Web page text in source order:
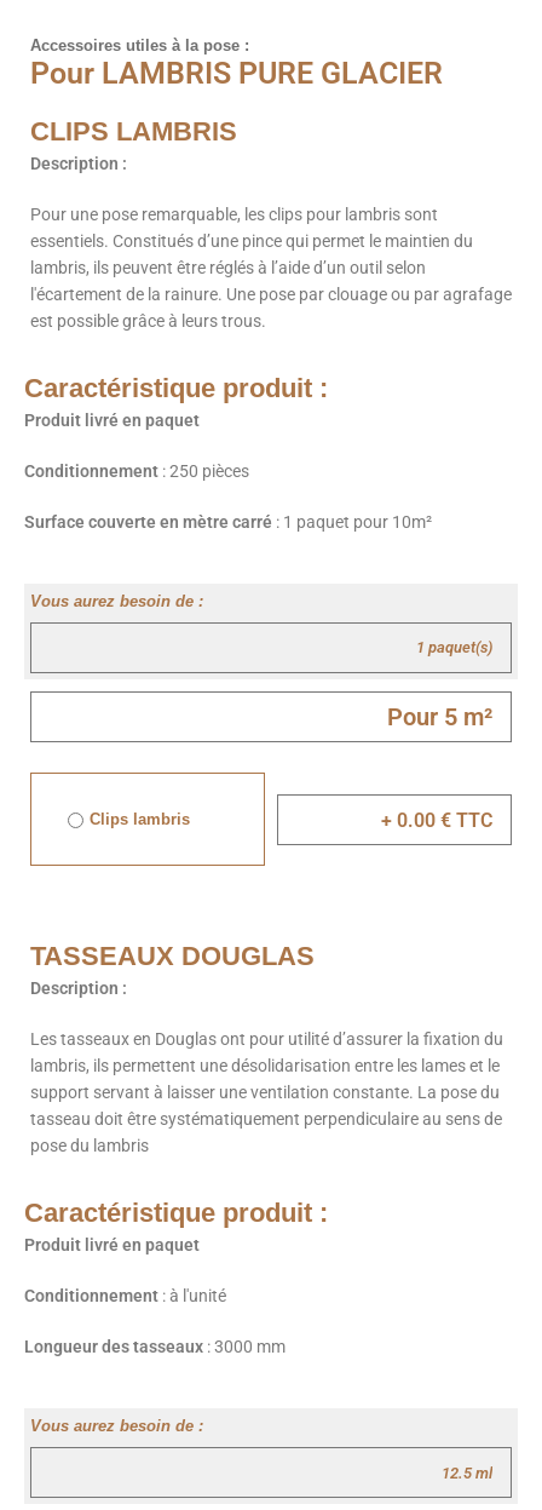
Accessoires utiles à la pose :
Pour LAMBRIS PURE GLACIER
CLIPS LAMBRIS
Description :
Pour une pose remarquable, les clips pour lambris sont
essentiels. Constitués d’une pince qui permet le maintien du
lambris, ils peuvent être réglés à l’aide d’un outil selon
l'écartement de la rainure. Une pose par clouage ou par agrafage
est possible grâce à leurs trous.
Caractéristique produit :
Produit livré en paquet
Conditionnement : 250 pièces
Surface couverte en mètre carré : 1 paquet pour 10m²
Vous aurez besoin de :
Clips lambris
TASSEAUX DOUGLAS
Description :
Les tasseaux en Douglas ont pour utilité d’assurer la fixation du
lambris, ils permettent une désolidarisation entre les lames et le
support servant à laisser une ventilation constante. La pose du
tasseau doit être systématiquement perpendiculaire au sens de
pose du lambris
Caractéristique produit :
Produit livré en paquet
Conditionnement : à l'unité
Longueur des tasseaux : 3000 mm
Vous aurez besoin de :